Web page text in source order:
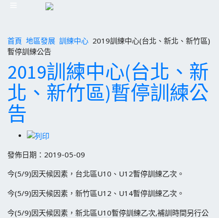
首頁 地區發展 訓練中心 2019訓練中心(台北、新北、新竹區)
暫停訓練公告
2019訓練中心(台北、新
北、新竹區)暫停訓練公
告
發佈日期：2019-05-09
今(5/9)因天候因素，台北區U10、U12暫停訓練乙次。
今(5/9)因天候因素，新竹區U12、U14暫停訓練乙次。
今(5/9)因天候因素，新北區U10暫停訓練乙次,補訓時間另行公